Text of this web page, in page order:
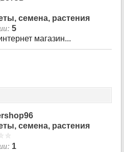
семена, растения
5
магазин...
семена, растения
1